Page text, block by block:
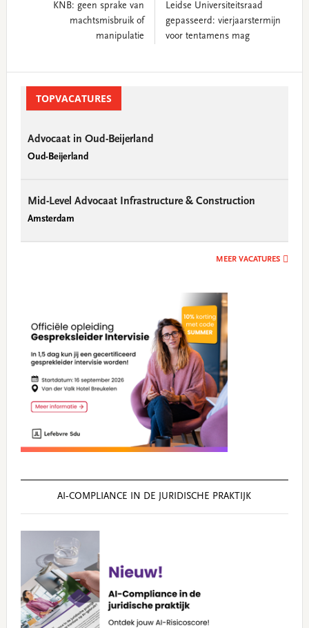
KNB: geen sprake van
machtsmisbruik of
manipulatie
Leidse Universiteitsraad
gepasseerd: vierjaarstermijn
voor tentamens mag
SidebarTOPVACATURES
Advocaat in Oud-Beijerland
Oud-Beijerland
Mid-Level Advocaat Infrastructure & Construction
Amsterdam
MEER VACATURES
AI‑COMPLIANCE IN DE JURIDISCHE PRAKTIJK